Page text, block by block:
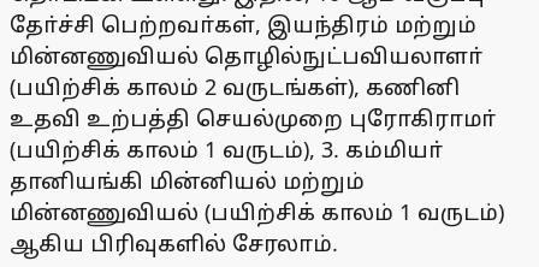
தோ்ச்சி பெற்றவா்கள், இயந்திரம் மற்றும்
மின்னணுவியல் தொழில்நுட்பவியலாளா்
(பயிற்சிக் காலம் 2 வருடங்கள்), கணினி
உதவி உற்பத்தி செயல்முறை புரோகிராமா்
(பயிற்சிக் காலம் 1 வருடம்), 3. கம்மியா்
தானியங்கி மின்னியல் மற்றும்
மின்னணுவியல் (பயிற்சிக் காலம் 1 வருடம்)
ஆகிய பிரிவுகளில் சேரலாம்.